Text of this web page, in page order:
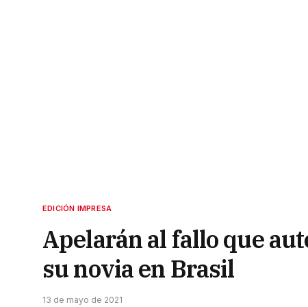
EDICIÓN IMPRESA
Apelarán al fallo que
su novia en Brasil
13 de mayo de 2021